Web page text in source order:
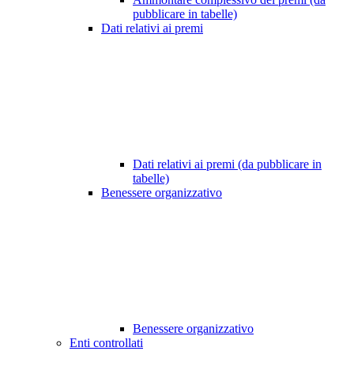
pubblicare in tabelle)
Dati relativi ai premi
Dati relativi ai premi (da pubblicare in
tabelle)
Benessere organizzativo
Benessere organizzativo
Enti controllati